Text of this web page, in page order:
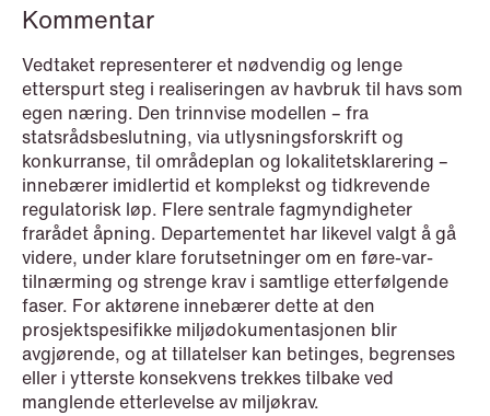
MiCA transitional period comes to an
end
Read more
Kommentar
Vedtaket representerer et nødvendig og lenge
etterspurt steg i realiseringen av havbruk til havs som
egen næring. Den trinnvise modellen – fra
statsrådsbeslutning, via utlysningsforskrift og
konkurranse, til områdeplan og lokalitetsklarering –
innebærer imidlertid et komplekst og tidkrevende
regulatorisk løp. Flere sentrale fagmyndigheter
frarådet åpning. Departementet har likevel valgt å gå
videre, under klare forutsetninger om en føre-var-
tilnærming og strenge krav i samtlige etterfølgende
faser. For aktørene innebærer dette at den
prosjektspesifikke miljødokumentasjonen blir
avgjørende, og at tillatelser kan betinges, begrenses
eller i ytterste konsekvens trekkes tilbake ved
manglende etterlevelse av miljøkrav.